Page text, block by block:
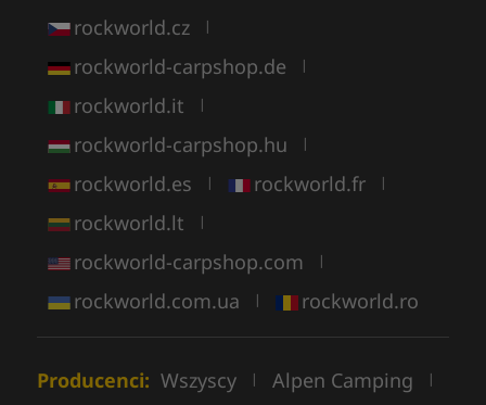
rockworld.cz |
rockworld-carpshop.de |
rockworld.it |
rockworld-carpshop.hu |
rockworld.es | rockworld.fr |
rockworld.lt |
rockworld-carpshop.com |
rockworld.com.ua | rockworld.ro
Producenci: Wszyscy | Alpen Camping |